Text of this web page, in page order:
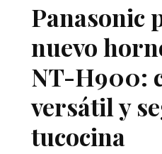
Panasonic
nuevo
NT-H900:
versátil y
tucocina